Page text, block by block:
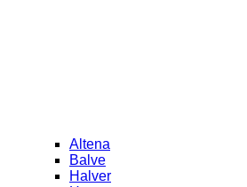
Altena
Balve
Halver